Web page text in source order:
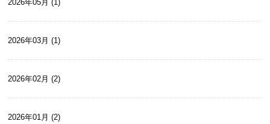
2026年05月 (1)
2026年03月 (1)
2026年02月 (2)
2026年01月 (2)